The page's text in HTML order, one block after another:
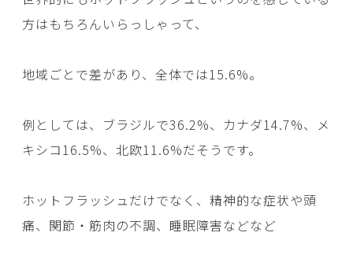
方はもちろんいらっしゃって、
地域ごとで差があり、全体では15.6%。
例としては、ブラジルで36.2%、カナダ14.7%、メ
キシコ16.5%、北欧11.6%だそうです。
ホットフラッシュだけでなく、精神的な症状や頭
痛、関節・筋肉の不調、睡眠障害などなど